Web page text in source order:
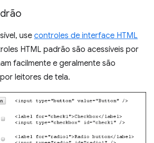
use controles de interface HTML
HTML padrão são acessíveis por
facilmente e geralmente são
leitores de tela.